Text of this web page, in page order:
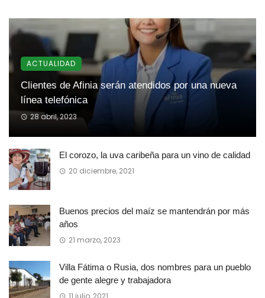
ACTUALIDAD
Clientes de Afinia serán atendidos por una nueva
línea telefónica
28 abril, 2023
El corozo, la uva caribeña para un vino de calidad
20 diciembre, 2021
Buenos precios del maíz se mantendrán por más
años
21 marzo, 2023
Villa Fátima o Rusia, dos nombres para un pueblo
de gente alegre y trabajadora
11 julio, 2021